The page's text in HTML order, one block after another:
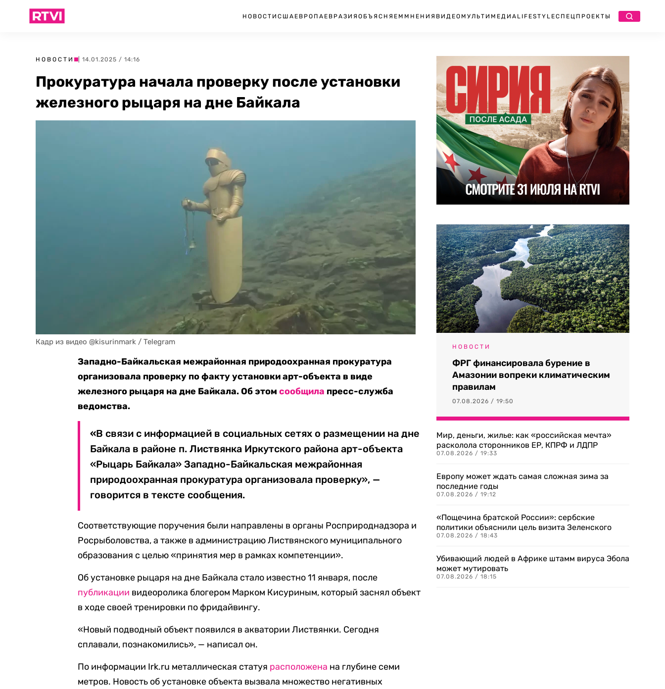
НОВОСТИ США ЕВРОПА ЕВРАЗИЯ ОБЪЯСНЯЕМ МНЕНИЯ ВИДЕО МУЛЬТИМЕДИА LIFESTYLEСПЕЦПРОЕКТЫ
НОВОСТИ | 14.01.2025 / 14:16
Прокуратура начала проверку после установки
железного рыцаря на дне Байкала
Кадр из видео @kisurinmark / Telegram
Западно-Байкальская межрайонная природоохранная прокуратура
организовала проверку по факту установки арт-объекта в виде
железного рыцаря на дне Байкала. Об этомсообщила пресс-служба
ведомства.
«В связи с информацией в социальных сетях о размещении на дне
Байкала в районе п. Листвянка Иркутского района арт-объекта
«Рыцарь Байкала» Западно-Байкальская межрайонная
природоохранная прокуратура организовала проверку», —
говорится в тексте сообщения.
Соответствующие поручения были направлены в органы Росприроднадзора и
Росрыболовства, а также в администрацию Листвянского муниципального
образования с целью «принятия мер в рамках компетенции».
Об установке рыцаря на дне Байкала стало известно 11 января, после
публикации видеоролика блогером Марком Кисуриным, который заснял объект
в ходе своей тренировки по фридайвингу.
«Новый подводный объект появился в акватории Листвянки. Сегодня
сплавали, познакомились», — написал он.
По информации Irk.ru металлическая статуя расположена на глубине семи
метров. Новость об установке объекта вызвала множество негативных
НОВОСТИ
ФРГ финансировала бурение в
Амазонии вопреки климатическим
правилам
07.08.2026 / 19:50
Мир, деньги, жилье: как «российская мечта»
расколола сторонников ЕР, КПРФ и ЛДПР
07.08.2026 / 19:33
Европу может ждать самая сложная зима за
последние годы
07.08.2026 / 19:12
«Пощечина братской России»: сербские
политики объяснили цель визита Зеленского
07.08.2026 / 18:43
Убивающий людей в Африке штамм вируса Эбола
может мутировать
07.08.2026 / 18:15